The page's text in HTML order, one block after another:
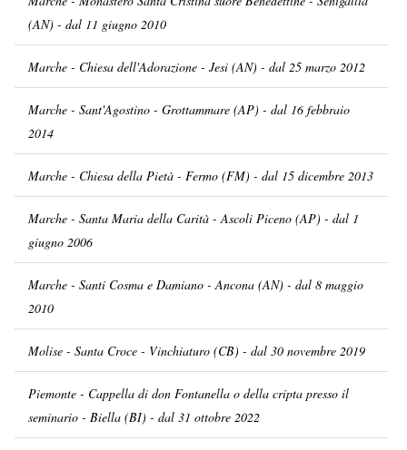
(AN) - dal 11 giugno 2010
Marche - Chiesa dell'Adorazione - Jesi (AN) - dal 25 marzo 2012
Marche - Sant'Agostino - Grottammare (AP) - dal 16 febbraio
2014
Marche - Chiesa della Pietà - Fermo (FM) - dal 15 dicembre 2013
Marche - Santa Maria della Carità - Ascoli Piceno (AP) - dal 1
giugno 2006
Marche - Santi Cosma e Damiano - Ancona (AN) - dal 8 maggio
2010
Molise - Santa Croce - Vinchiaturo (CB) - dal 30 novembre 2019
Piemonte - Cappella di don Fontanella o della cripta presso il
seminario - Biella (BI) - dal 31 ottobre 2022